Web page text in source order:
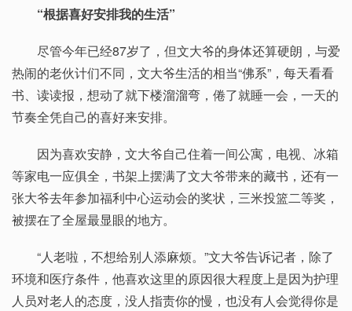
“根据喜好安排我的生活”
尽管今年已经87岁了，但文大爷的身体还算硬朗，与爱
热闹的老伙计们不同，文大爷生活的相当“佛系”，每天看看
书、读读报，想动了就下楼溜溜弯，倦了就睡一会，一天的
节奏全凭自己的喜好来安排。
因为喜欢安静，文大爷自己住着一间公寓，电视、冰箱
等家电一应俱全，书架上摆满了文大爷带来的藏书，还有一
张大爷去年参加福利中心运动会的奖状，三米投篮二等奖，
被摆在了全屋最显眼的地方。
“人老啦，不想给别人添麻烦。”文大爷告诉记者，除了
环境和医疗条件，他喜欢这里的原因很大程度上是因为护理
人员对老人的态度，没人指责你的慢，也没有人会觉得你是